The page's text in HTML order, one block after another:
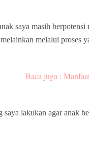
saya masih
melalui proses
Baca juga :
lakukan agar anak